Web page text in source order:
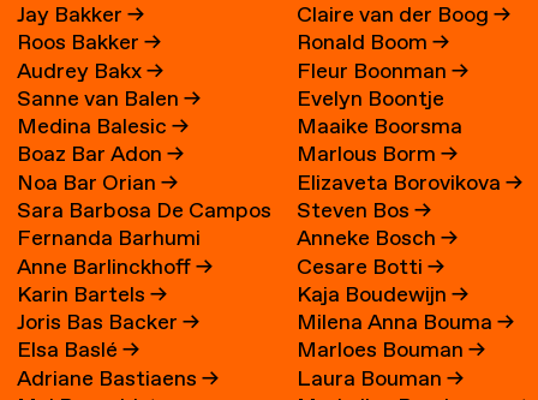
Jay Bakker→
Roos Bakker→
Audrey Bakx→
Sanne van Balen→
Medina Balesic→
Boaz Bar Adon→
Noa Bar Orian→
Sara Barbosa De Campos
→
Fernanda Barhumi
Martínez
Anne Barlinckhoff→
Karin Bartels→
Joris Bas Backer→
Elsa Baslé→
Adriane Bastiaens→
Claire van der Boog→
Ronald Boom→
Fleur Boonman→
Evelyn Boontje
Maaike Boorsma
Marlous Borm→
Elizaveta Borovikova→
Steven Bos→
Anneke Bosch→
Cesare Botti→
Kaja Boudewijn→
Milena Anna Bouma→
Marloes Bouman→
Laura Bouman→